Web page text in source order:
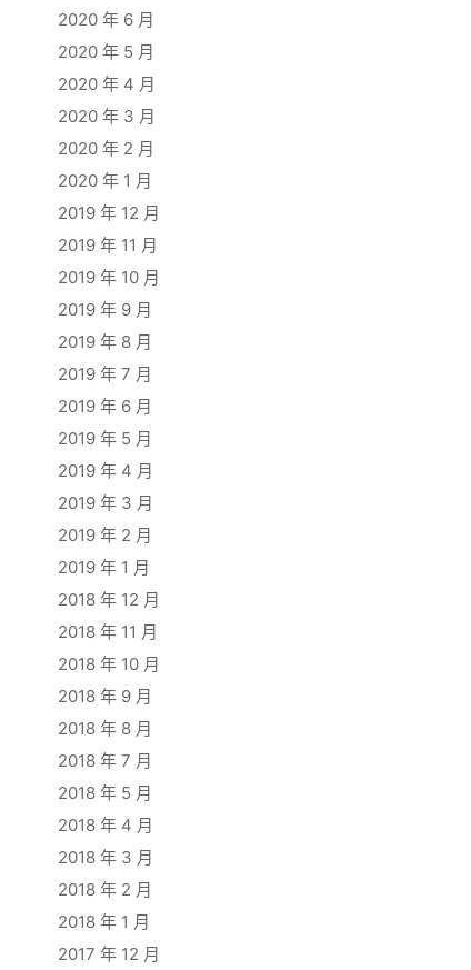
2020 年 6 月
2020 年 5 月
2020 年 4 月
2020 年 3 月
2020 年 2 月
2020 年 1 月
2019 年 12 月
2019 年 11 月
2019 年 10 月
2019 年 9 月
2019 年 8 月
2019 年 7 月
2019 年 6 月
2019 年 5 月
2019 年 4 月
2019 年 3 月
2019 年 2 月
2019 年 1 月
2018 年 12 月
2018 年 11 月
2018 年 10 月
2018 年 9 月
2018 年 8 月
2018 年 7 月
2018 年 5 月
2018 年 4 月
2018 年 3 月
2018 年 2 月
2018 年 1 月
2017 年 12 月